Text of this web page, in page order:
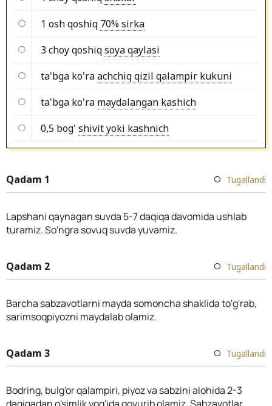
1 osh qoshiq 70% sirka
3 choy qoshiqsoya qaylasi
ta'bga ko'raachchiq qizil qalampir kukuni
ta'bga ko'ra maydalangan kashich
0,5 bog' shivit yoki kashnich
Qadam 1 Tugallandi
Lapshani qaynagan suvda 5-7 daqiqa davomida ushlab
turamiz. So'ngra sovuq suvda yuvamiz.
Qadam 2 Tugallandi
Barcha sabzavotlarni mayda somoncha shaklida to'g'rab,
sarimsoqpiyozni maydalab olamiz.
Qadam 3 Tugallandi
Bodring, bulg'or qalampiri, piyoz va sabzini alohida 2-3
daqiqadan o'simlik yog'ida qovurib olamiz. Sabzavotlar